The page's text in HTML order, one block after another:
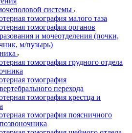
системы
томография малого таза
томография органов
и мочеотделения (почки,
м/пузырь)
томография грудного отдела
томография
перехода
томография крестца и
томография поясничного